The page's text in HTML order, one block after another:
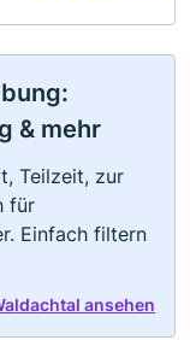
& mehr
Teilzeit, zur
für
Einfach filtern
ansehen